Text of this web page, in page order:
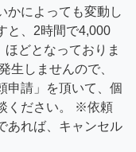
かによっても変動し
と、2時間で4,000
どとなっておりま
生しませんので、
申請」を頂いて、個
ください。 ※依頼
あれば、キャンセル